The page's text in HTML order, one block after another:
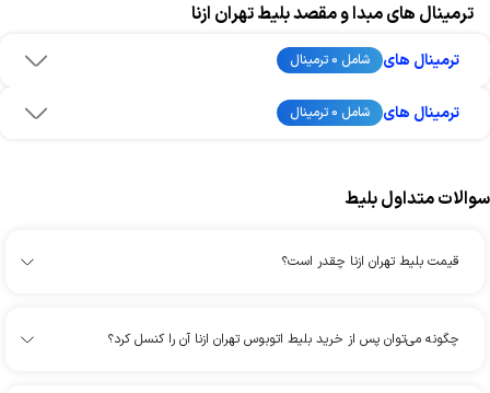
ترمینال های مبدا و مقصد بلیط تهران ازنا
ترمینال های شامل 0 ترمینال
ترمینال های شامل 0 ترمینال
سوالات متداول بلیط
قیمت بلیط تهران ازنا چقدر است؟
چگونه می‌توان پس از خرید بلیط اتوبوس تهران ازنا آن را کنسل کرد؟